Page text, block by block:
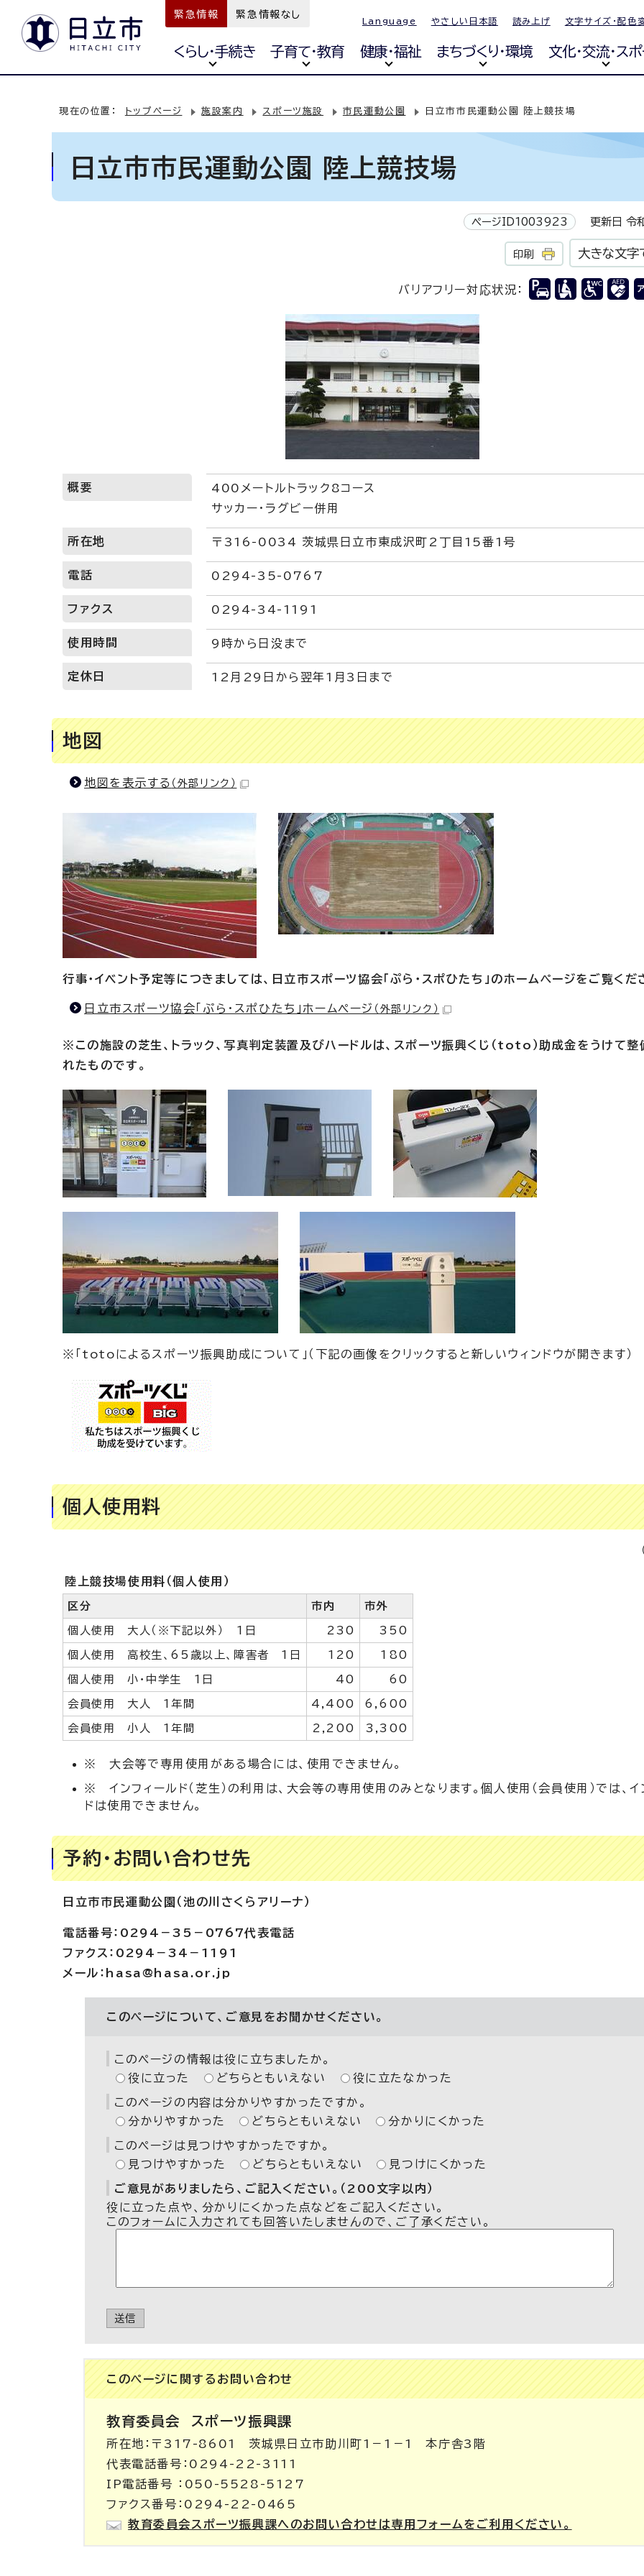
緊急情報 緊急情報なし
Language やさしい日本語 読み上げ 文字サイズ・配色
くらし・手続き 子育て・教育 健康・福祉 まちづくり・環境 文化・交流・ス
現在の位置： トップページ 施設案内 スポーツ施設 市民運動公園 日立市市民運動公園 陸上競技場
日立市市民運動公園 陸上競技場
ページID1003923 更新日 令
印刷 大きな文字
バリアフリー対応状況：
概要
400メートルトラック8コース
サッカー・ラグビー併用
所在地 〒316-0034 茨城県日立市東成沢町2丁目15番1号
電話 0294-35-0767
ファクス 0294-34-1191
使用時間 9時から日没まで
定休日 12月29日から翌年1月3日まで
地図
地図を表示する （外部リンク）
行事・イベント予定等につきましては、日立市スポーツ協会「ぷら・スポひたち」のホームページをご覧くだ
日立市スポーツ協会「ぷら・スポひたち」ホームページ （外部リンク）
※この施設の芝生、トラック、写真判定装置及びハードルは、スポーツ振興くじ（toto）助成金をうけて整
れたものです。
※「totoによるスポーツ振興助成について」（下記の画像をクリックすると新しいウィンドウが開きます）
個人使用料
陸上競技場使用料（個人使用）
区分 市内 市外
個人使用 大人（※下記以外） 1日 230 350
個人使用 高校生、65歳以上、障害者 1日 120 180
個人使用 小・中学生 1日 40 60
会員使用 大人 1年間 4,400 6,600
会員使用 小人 1年間 2,200 3,300
※ 大会等で専用使用がある場合には、使用できません。
※ インフィールド（芝生）の利用は、大会等の専用使用のみとなります。個人使用（会員使用）では、イ
ドは使用できません。
予約・お問い合わせ先
日立市市民運動公園（池の川さくらアリーナ）
電話番号：0294－35－0767代表電話
ファクス：0294－34－1191
メール：hasa@hasa.or.jp
このページについて、ご意見をお聞かせください。
このページの情報は役に立ちましたか。
役に立った
どちらともいえない 役に立たなかった
このページの内容は分かりやすかったですか。
分かりやすかった
どちらともいえない 分かりにくかった
このページは見つけやすかったですか。
見つけやすかった
どちらともいえない 見つけにくかった
ご意見がありましたら、ご記入ください。（200文字以内）
役に立った点や、分かりにくかった点などをご記入ください。
このフォームに入力されても回答いたしませんので、ご了承ください。
送信
このページに関する お問い合わせ
教育委員会 スポーツ振興課
所在地：〒317-8601 茨城県日立市助川町1－1－1 本庁舎3階
代表電話番号：0294-22-3111
IP電話番号 ：050-5528-5127
ファクス番号：0294-22-0465
教育委員会スポーツ振興課へのお問い合わせは専用フォームをご利用ください。